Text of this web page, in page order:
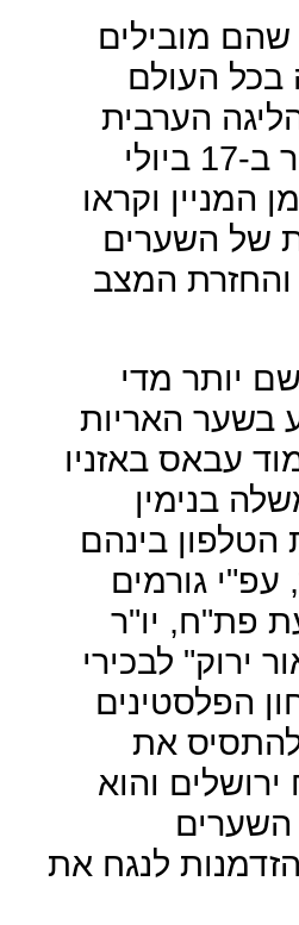
שהם מובילים
בכל העולם
הערבית
התכנסו בקהיר ב-17 ביולי
המניין וקראו
של השערים
והחזרת המצב
יותר מדי
בשער האריות
עבאס באזניו
בנימין
הטלפון בינהם
גורמים
פת"ח, יו"ר
ירוק" לבכירי
הפלסטינים
להתסיס את
והוא
לנגח את